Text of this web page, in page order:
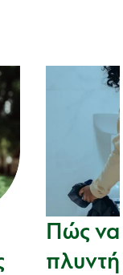
Πώς να